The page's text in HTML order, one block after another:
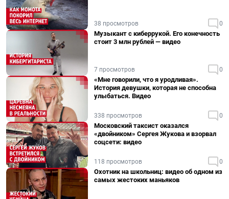
38 просмотров 0
Музыкант с киберрукой. Его конечность
стоит 3 млн рублей — видео
7 просмотров 0
«Мне говорили, что я уродливая».
История девушки, которая не способна
улыбаться. Видео
338 просмотров 0
Московский таксист оказался
«двойником» Сергея Жукова и взорвал
соцсети: видео
118 просмотров 0
Охотник на школьниц: видео об одном из
самых жестоких маньяков